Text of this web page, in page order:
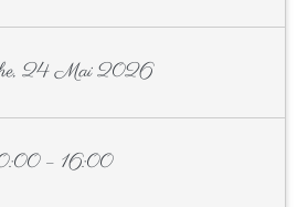
24 Mai 2026
– 16:00